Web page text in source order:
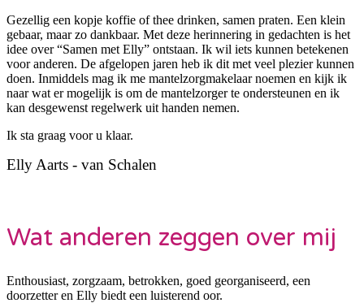
Gezellig een kopje koffie of thee drinken, samen praten. Een klein
gebaar, maar zo dankbaar. Met deze herinnering in gedachten is het
idee over “Samen met Elly” ontstaan. Ik wil iets kunnen betekenen
voor anderen. De afgelopen jaren heb ik dit met veel plezier kunnen
doen. Inmiddels mag ik me mantelzorgmakelaar noemen en kijk ik
naar wat er mogelijk is om de mantelzorger te ondersteunen en ik
kan desgewenst regelwerk uit handen nemen.
Ik sta graag voor u klaar.
Elly Aarts - van Schalen
Wat anderen zeggen over mij
Enthousiast, zorgzaam, betrokken, goed georganiseerd, een
doorzetter en Elly biedt een luisterend oor.